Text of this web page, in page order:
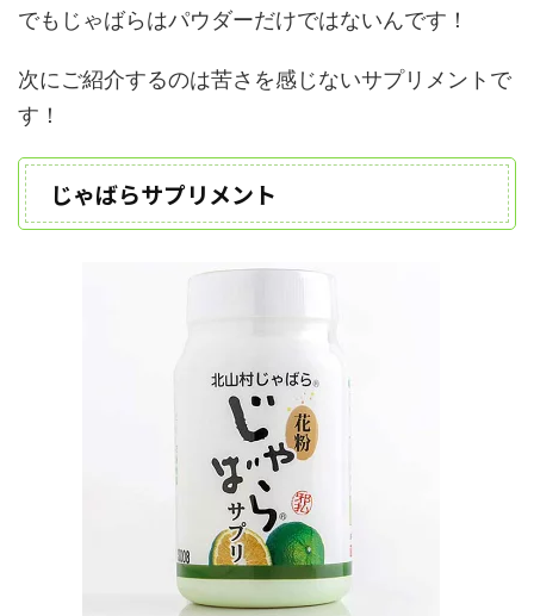
でもじゃばらはパウダーだけではないんです！
次にご紹介するのは苦さを感じないサプリメントで
す！
じゃばらサプリメント